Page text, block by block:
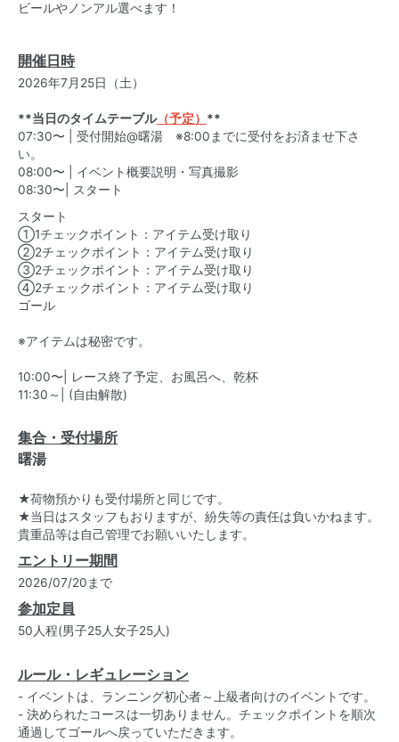
ビールやノンアル選べます！
開催日時
2026年7月25日（土）
**当日のタイムテーブル（予定） **
07:30〜 | 受付開始@曙湯 ※8:00までに受付をお済ませ下さ
い。
08:00〜 | イベント概要説明・写真撮影
08:30〜| スタート
スタート
①1チェックポイント：アイテム受け取り
②2チェックポイント：アイテム受け取り
③2チェックポイント：アイテム受け取り
④2チェックポイント：アイテム受け取り
ゴール
※アイテムは秘密です。
10:00〜| レース終了予定、お風呂へ、乾杯
11:30～| (自由解散)
集合・受付場所
曙湯
★荷物預かりも受付場所と同じです。
★当日はスタッフもおりますが、紛失等の責任は負いかねます。
貴重品等は自己管理でお願いいたします。
エントリー期間
2026/07/20まで
参加定員
50人程(男子25人女子25人)
ルール・レギュレーション
- イベントは、ランニング初心者～上級者向けのイベントです。
- 決められたコースは一切ありません。チェックポイントを順次
通過してゴールへ戻っていただきます。